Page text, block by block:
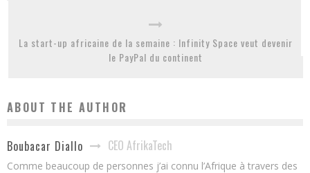
La start-up africaine de la semaine : Infinity Space veut devenir
le PayPal du continent
ABOUT THE AUTHOR
Boubacar Diallo CEO AfrikaTech
Comme beaucoup de personnes j’ai connu l’Afrique à travers des